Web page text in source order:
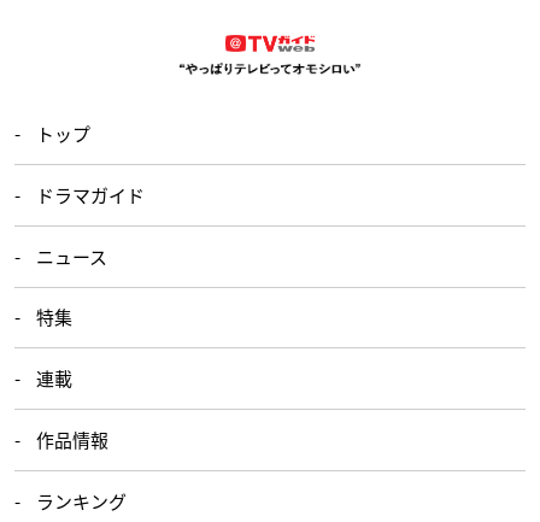
トップ
ドラマガイド
ニュース
特集
連載
作品情報
ランキング